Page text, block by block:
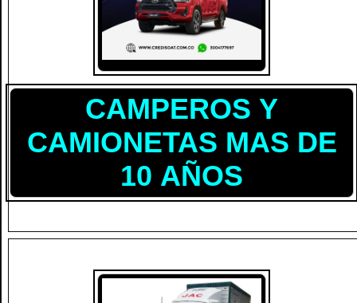
CAMPEROS Y
CAMIONETAS MAS DE
10 AÑOS